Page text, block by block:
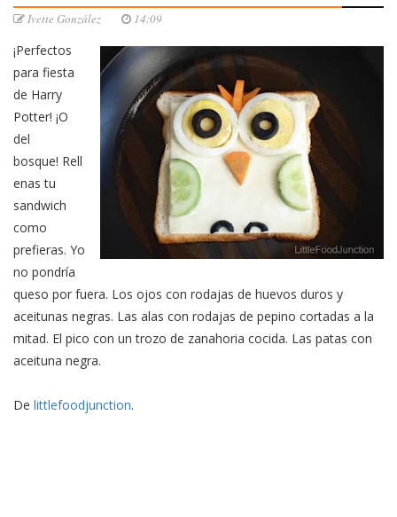
Ivette González 14:09
¡Perfectos
para fiesta
de Harry
Potter! ¡O
del
bosque! Rell
enas tu
sandwich
como
prefieras. Yo
no pondría
queso por fuera. Los ojos con rodajas de huevos duros y
aceitunas negras. Las alas con rodajas de pepino cortadas a la
mitad. El pico con un trozo de zanahoria cocida. Las patas con
aceituna negra.
De littlefoodjunction.